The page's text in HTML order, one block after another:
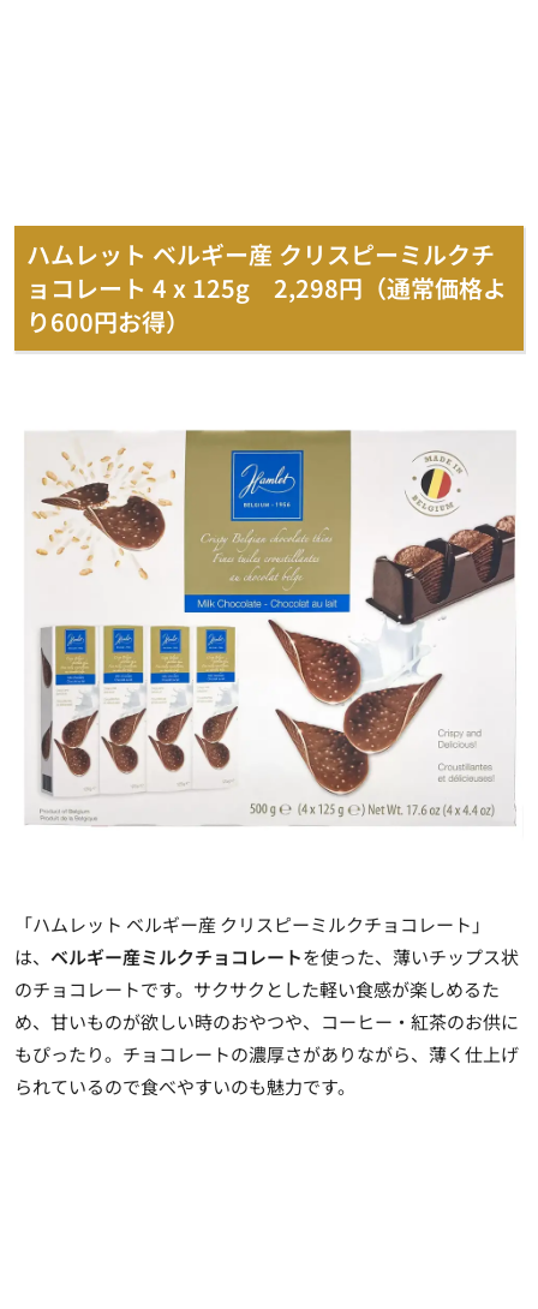
ハムレット ベルギー産 クリスピーミルクチ
ョコレート 4 x 125g 2,298円（通常価格よ
り600円お得）
「ハムレット ベルギー産 クリスピーミルクチョコレート」
は、 ベルギー産ミルクチョコレートを使った、薄いチップス状
のチョコレートです。サクサクとした軽い食感が楽しめるた
め、甘いものが欲しい時のおやつや、コーヒー・紅茶のお供に
もぴったり。チョコレートの濃厚さがありながら、薄く仕上げ
られているので食べやすいのも魅力です。